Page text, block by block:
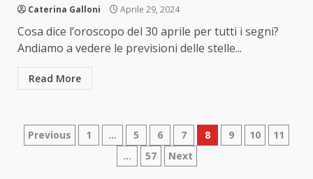
Caterina Galloni Aprile 29, 2024
Cosa dice l’oroscopo del 30 aprile per tutti i segni?
Andiamo a vedere le previsioni delle stelle...
Read More
Paginazione
Previous 1 … 5 6 7 8 9 10
11
…
57 Next